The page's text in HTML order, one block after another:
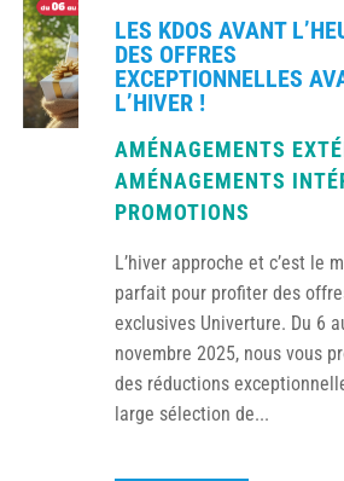
LES KDOS AVANT
DES OFFRES
EXCEPTIONNELLES
L’HIVER !
AMÉNAGEMENTS
AMÉNAGEMENTS
PROMOTIONS
L’hiver approche et c’est le
parfait pour profiter des
exclusives Univerture. Du 6
novembre 2025, nous vous
des réductions
large sélection de...